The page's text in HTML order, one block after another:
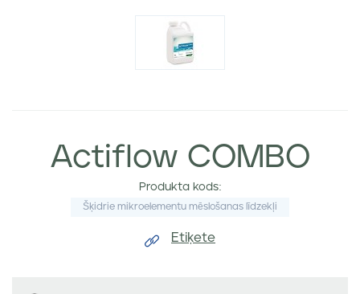
Actiflow COMBO
Produkta kods:
Šķidrie mikroelementu mēslošanas līdzekļi
Etiķete